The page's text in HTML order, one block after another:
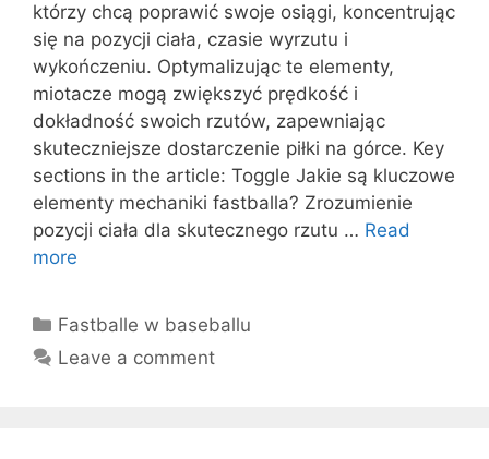
którzy chcą poprawić swoje osiągi, koncentrując
się na pozycji ciała, czasie wyrzutu i
wykończeniu. Optymalizując te elementy,
miotacze mogą zwiększyć prędkość i
dokładność swoich rzutów, zapewniając
skuteczniejsze dostarczenie piłki na górce. Key
sections in the article: Toggle Jakie są kluczowe
elementy mechaniki fastballa? Zrozumienie
pozycji ciała dla skutecznego rzutu … Read
more
Categories
Fastballe w baseballu
Leave a comment